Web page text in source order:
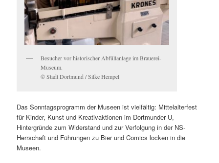
Besucher vor historischer Abfüllanlage im Brauerei-
Museum.
© Stadt Dortmund / Silke Hempel
Das Sonntagsprogramm der Museen ist vielfältig: Mittelalterfest
für Kinder, Kunst und Kreativaktionen im Dortmunder U,
Hintergründe zum Widerstand und zur Verfolgung in der NS-
Herrschaft und Führungen zu Bier und Comics locken in die
Museen.